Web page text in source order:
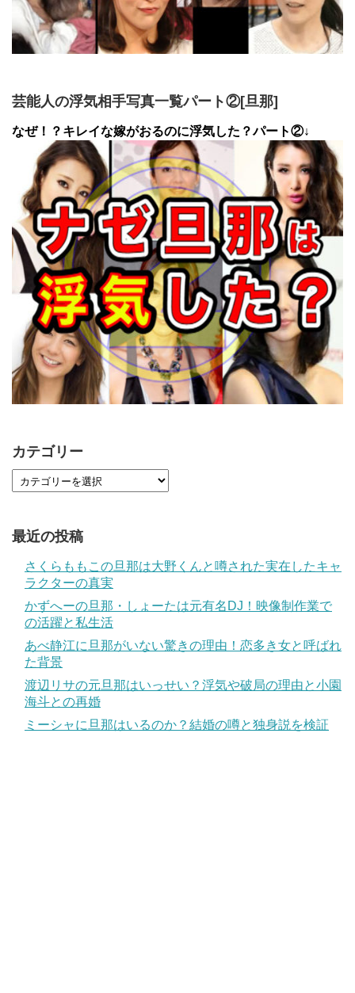
芸能人の浮気相手写真一覧パート②[旦那]
なぜ！？キレイな嫁がおるのに浮気した？パート②↓
カテゴリー
最近の投稿
さくらももこの旦那は大野くんと噂された実在したキャ
ラクターの真実
かずへーの旦那・しょーたは元有名DJ！映像制作業で
の活躍と私生活
あべ静江に旦那がいない驚きの理由！恋多き女と呼ばれ
た背景
渡辺リサの元旦那はいっせい？浮気や破局の理由と小園
海斗との再婚
ミーシャに旦那はいるのか？結婚の噂と独身説を検証